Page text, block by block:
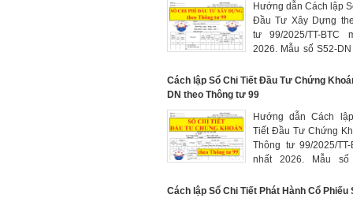
dùng để ghi chép
thuế GTGT được
hoàn lại và còn
cuối kỳ báo cáo.
Hướng dẫn Cách lập
Đầu Tư Xây Dựng
tư 99/2025/TT-BTC
2026. Mẫu số S52-
tập hợp cho từng dự
trình, hạng mục công
thúc xây dựng đưa
khai thác, sử dụng
Cách lập Sổ Chi Tiết Đầu Tư Chứng
DN theo Thông tư 99
Hướng dẫn Cách
Tiết Đầu Tư Chứng
Thông tư 99/2025/
nhất 2026. Mẫu số
(Đầu tư chứng khoán
Cách lập Sổ Chi Tiết Phát Hành Cổ Phiếu